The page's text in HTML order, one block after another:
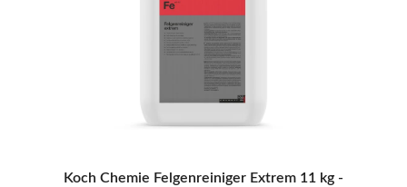
Koch Chemie Felgenreiniger Extrem 11 kg -